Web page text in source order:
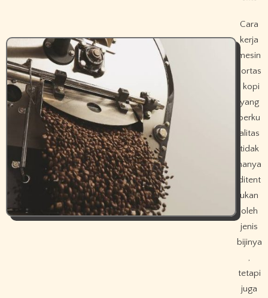
Cara
kerja
mesin
sortas
i kopi
yang
berku
alitas
tidak
hanya
ditent
ukan
oleh
jenis
bijinya
,
tetapi
juga